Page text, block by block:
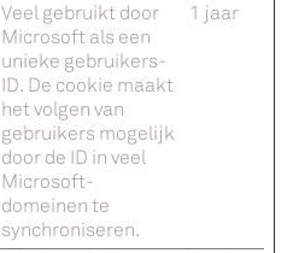
Veel gebruikt door
Microsoft als een
unieke gebruikers-
ID. De cookie maakt
het volgen van
gebruikers mogelijk
door de ID in veel
Microsoft-
domeinen te
synchroniseren.
1 jaar